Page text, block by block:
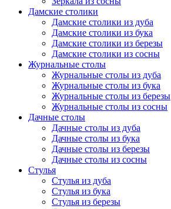
Дамские столики
Дамские столики из дуба
Дамские столики из бука
Дамские столики из березы
Дамские столики из сосны
Журнальные столы
Журнальные столы из дуба
Журнальные столы из бука
Журнальные столы из березы
Журнальные столы из сосны
Дачные столы
Дачные столы из дуба
Дачные столы из бука
Дачные столы из березы
Дачные столы из сосны
Стулья
Стулья из дуба
Стулья из бука
Стулья из березы